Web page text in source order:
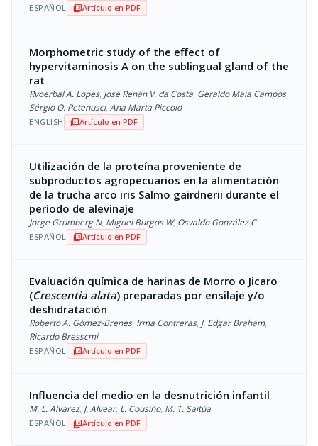
ESPAÑOL picture_as_pdfArtículo en PDF
Morphometric study of the effect of
hypervitaminosis A on the sublingual gland of the
rat
Rvoerbal A. Lopes, José Renán V. da Costa, Geraldo Maia Campos,
Sérgio O. Petenusci, Ana Marta Piccolo
ENGLISH picture_as_pdfArtículo en PDF
Utilización de la proteína proveniente de
subproductos agropecuarios en la alimentación
de la trucha arco iris Salmo gairdnerii durante el
periodo de alevinaje
Jorge Grumberg N, Miguel Burgos W, Osvaldo González C
ESPAÑOL picture_as_pdfArtículo en PDF
Evaluación química de harinas de Morro o Jicaro
(Crescentia alata) preparadas por ensilaje y/o
deshidratación
Roberto A. Gómez-Brenes, Irma Contreras, J. Edgar Braham,
Ricardo Bresscmi
ESPAÑOL picture_as_pdfArtículo en PDF
Influencia del medio en la desnutrición infantil
M. L. Alvarez, J. Alvear, L. Cousiño, M. T. Saitúa
ESPAÑOL picture_as_pdfArtículo en PDF